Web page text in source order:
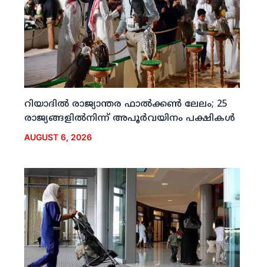
റിയാദില്‍ രാജ്യാന്തര ഫാല്‍ക്കണ്‍ ലേലം; 25
രാജ്യങ്ങളില്‍നിന്ന് അപൂര്‍വയിനം പക്ഷികള്‍
AUGUST 6, 2026